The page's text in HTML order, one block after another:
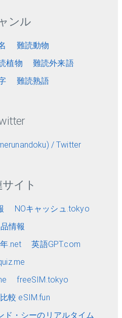
ンル
難読動物
植物
難読外来語
難読熟語
/ Twitter
サイト
NOキャッシュ.tokyo
情報
.net
英語GPT.com
freeSIM.tokyo
較 eSIM.fun
ド・シーのリアルタイム